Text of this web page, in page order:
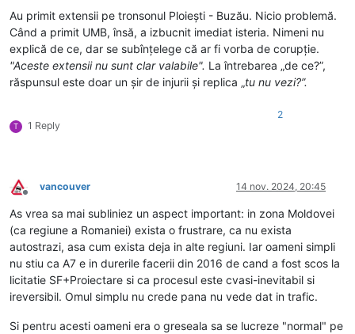
Au primit extensii pe tronsonul Ploiești - Buzău. Nicio problemă.
Când a primit UMB, însă, a izbucnit imediat isteria. Nimeni nu
explică de ce, dar se subînțelege că ar fi vorba de corupție.
"Aceste extensii nu sunt clar valabile". La întrebarea „de ce?”,
răspunsul este doar un șir de injurii și replica „tu nu vezi?”.
T 1 Reply
2
Deconectat
vancouver 14 nov. 2024, 20:45
As vrea sa mai subliniez un aspect important: in zona Moldovei
(ca regiune a Romaniei) exista o frustrare, ca nu exista
autostrazi, asa cum exista deja in alte regiuni. Iar oameni simpli
nu stiu ca A7 e in durerile facerii din 2016 de cand a fost scos la
licitatie SF+Proiectare si ca procesul este cvasi-inevitabil si
ireversibil. Omul simplu nu crede pana nu vede dat in trafic.
Si pentru acesti oameni era o greseala sa se lucreze "normal" pe